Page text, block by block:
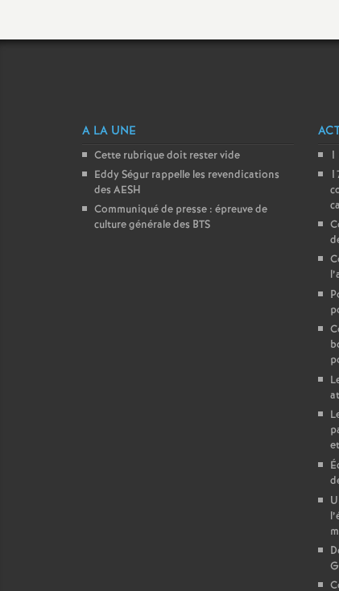
A LA UNE
Cette rubrique doit rester vide
Eddy Ségur rappelle les revendications
des AESH
Communiqué de presse : épreuve de
culture générale des BTS